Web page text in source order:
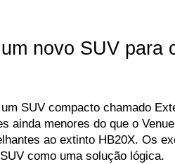
novo SUV para
SUV compacto chamado
ainda menores do que o
ao extinto HB20X. Os
como uma solução lógica.